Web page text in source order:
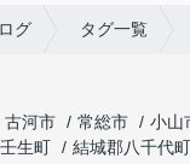
グ タグ一覧
古河市 常総市 小山
生町 結城郡八千代町